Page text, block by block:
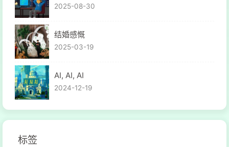
2025-08-30
结婚感慨
2025-03-19
AI, AI, AI
2024-12-19
标签